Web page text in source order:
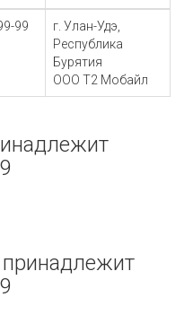
99
г. Улан-Удэ,
Республика
Бурятия
ООО Т2 Мобайл